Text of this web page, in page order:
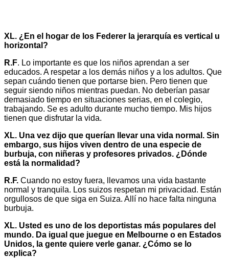
XL. ¿En el hogar de los Federer la jerarquía es vertical u
horizontal?
R.F. Lo importante es que los niños aprendan a ser
educados. A respetar a los demás niños y a los adultos. Que
sepan cuándo tienen que portarse bien. Pero tienen que
seguir siendo niños mientras puedan. No deberían pasar
demasiado tiempo en situaciones serias, en el colegio,
trabajando. Se es adulto durante mucho tiempo. Mis hijos
tienen que disfrutar la vida.
XL. Una vez dijo que querían llevar una vida normal. Sin
embargo, sus hijos viven dentro de una especie de
burbuja, con niñeras y profesores privados. ¿Dónde
está la normalidad?
R.F. Cuando no estoy fuera, llevamos una vida bastante
normal y tranquila. Los suizos respetan mi privacidad. Están
orgullosos de que siga en Suiza. Allí no hace falta ninguna
burbuja.
XL. Usted es uno de los deportistas más populares del
mundo. Da igual que juegue en Melbourne o en Estados
Unidos, la gente quiere verle ganar. ¿Cómo se lo
explica?